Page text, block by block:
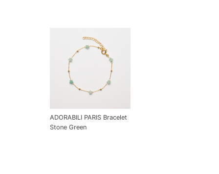
ADORABILI PARIS Bracelet
Stone Green